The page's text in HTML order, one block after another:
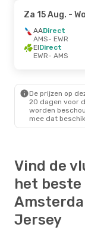
Za 15 Aug. -
AADirect
AMS- EWR
EIDirect
EWR- AMS
De prijzen op
20 dagen voor
worden
mee dat
Vind de
het beste
Jersey